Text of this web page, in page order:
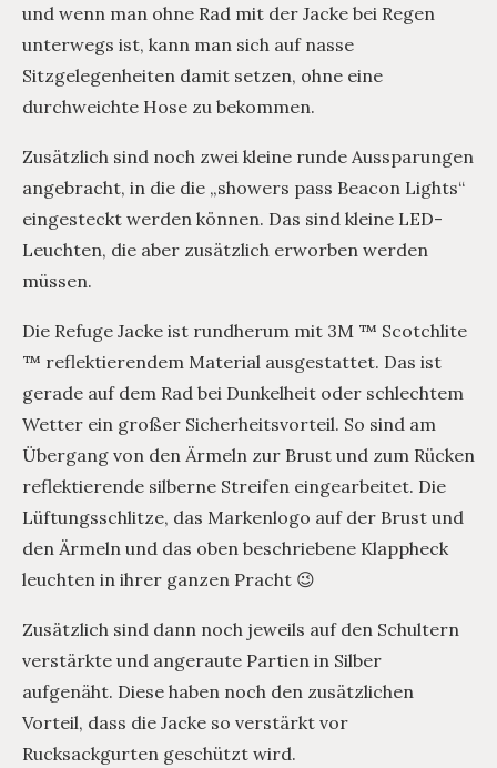
und wenn man ohne Rad mit der Jacke bei Regen
unterwegs ist, kann man sich auf nasse
Sitzgelegenheiten damit setzen, ohne eine
durchweichte Hose zu bekommen.
Zusätzlich sind noch zwei kleine runde Aussparungen
angebracht, in die die „showers pass Beacon Lights“
eingesteckt werden können. Das sind kleine LED-
Leuchten, die aber zusätzlich erworben werden
müssen.
Die Refuge Jacke ist rundherum mit 3M ™ Scotchlite
™ reflektierendem Material ausgestattet. Das ist
gerade auf dem Rad bei Dunkelheit oder schlechtem
Wetter ein großer Sicherheitsvorteil. So sind am
Übergang von den Ärmeln zur Brust und zum Rücken
reflektierende silberne Streifen eingearbeitet. Die
Lüftungsschlitze, das Markenlogo auf der Brust und
den Ärmeln und das oben beschriebene Klappheck
leuchten in ihrer ganzen Pracht 😉
Zusätzlich sind dann noch jeweils auf den Schultern
verstärkte und angeraute Partien in Silber
aufgenäht. Diese haben noch den zusätzlichen
Vorteil, dass die Jacke so verstärkt vor
Rucksackgurten geschützt wird.